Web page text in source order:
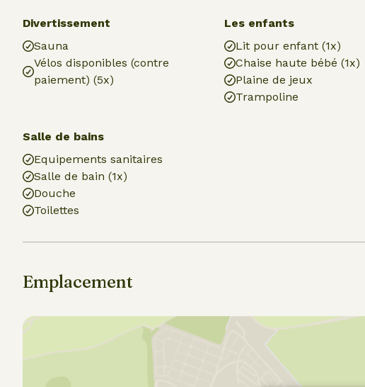
Divertissement
Sauna
Vélos disponibles (contre
paiement) (5x)
Les enfants
Lit pour enfant (1x)
Chaise haute bébé (1x)
Plaine de jeux
Trampoline
Salle de bains
Equipements sanitaires
Salle de bain (1x)
Douche
Toilettes
Emplacement